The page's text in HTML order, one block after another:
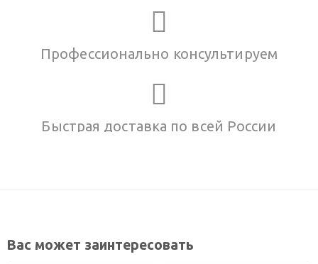
Профессионально консультируем
Быстрая доставка по всей России
Вас может заинтересовать